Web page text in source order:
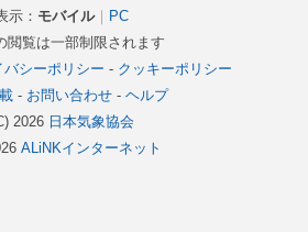
示： モバイル｜
PC
閲覧は一部制限されます
バシーポリシー - クッキーポリシー
- お問い合わせ- ヘルプ
2026 日本気象協会
ALiNKインターネット